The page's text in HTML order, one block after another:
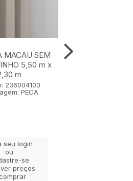
MACAU SEM
5,50 m x
m
236004103
PECA
seu login
ou
se
preços